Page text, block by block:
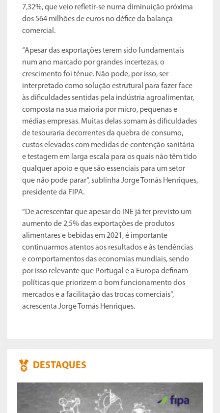
7,32%, que veio refletir-se numa diminuição próxima
dos 564 milhões de euros no défice da balança
comercial.
“Apesar das exportações terem sido fundamentais
num ano marcado por grandes incertezas, o
crescimento foi ténue. Não pode, por isso, ser
interpretado como solução estrutural para fazer face
às dificuldades sentidas pela indústria agroalimentar,
composta na sua maioria por micro, pequenas e
médias empresas. Muitas delas somam às dificuldades
de tesouraria decorrentes da quebra de consumo,
custos elevados com medidas de contenção sanitária
e testagem em larga escala para os quais não têm tido
qualquer apoio e que são essenciais para um setor
que não pode parar“, sublinha Jorge Tomás Henriques,
presidente da FIPA.
“De acrescentar que apesar do INE já ter previsto um
aumento de 2,5% das exportações de produtos
alimentares e bebidas em 2021, é importante
continuarmos atentos aos resultados e às tendências
e comportamentos das economias mundiais, sendo
por isso relevante que Portugal e a Europa definam
políticas que priorizem o bom funcionamento dos
mercados e a facilitação das trocas comerciais”,
acrescenta Jorge Tomás Henriques.
DESTAQUES